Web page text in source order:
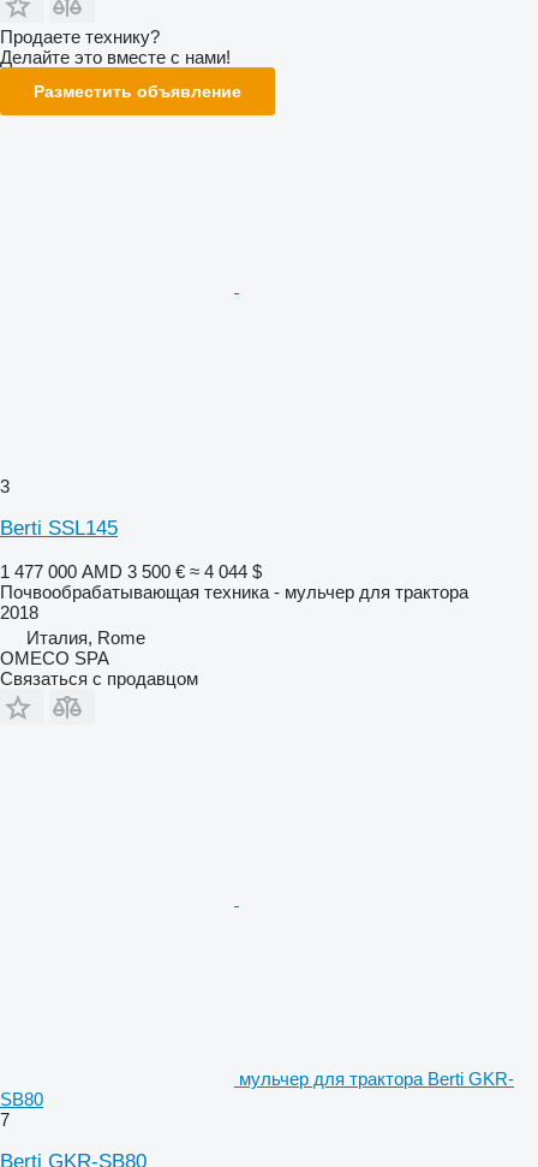
Продаете технику?
Делайте это вместе с нами!
Разместить объявление
3
Berti SSL145
1 477 000 AMD 3 500 € ≈ 4 044 $
Почвообрабатывающая техника - мульчер для трактора
2018
Италия, Rome
OMECO SPA
Связаться с продавцом
мульчер для трактора Berti GKR-
SB80
7
Berti GKR-SB80